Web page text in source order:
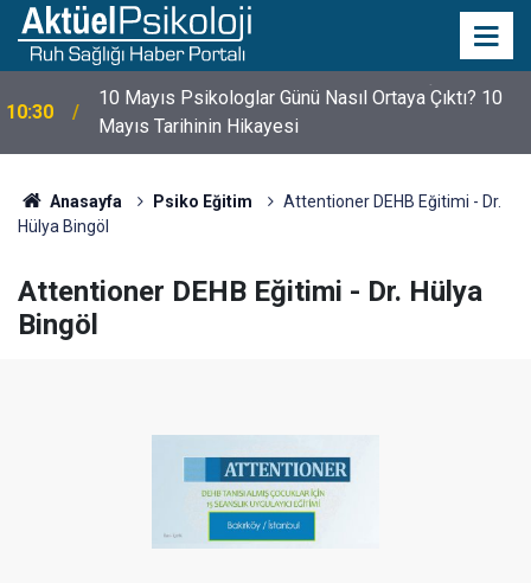
10:30
10 Mayıs Psikologlar Günü Nasıl Ortaya Çıktı? 10
Mayıs Tarihinin Hikayesi
Anasayfa Psiko Eğitim
Attentioner DEHB Eğitimi - Dr.
Hülya Bingöl
Attentioner DEHB Eğitimi - Dr. Hülya
Bingöl